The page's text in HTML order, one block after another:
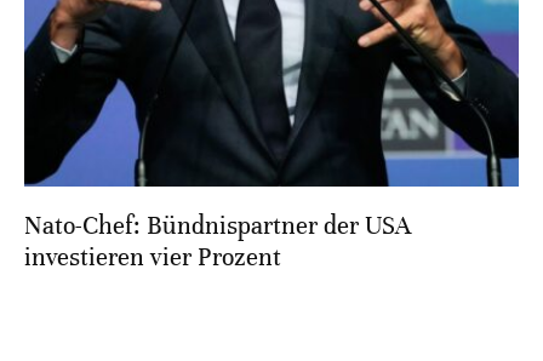
Nato-Chef: Bündnispartner der USA
investieren vier Prozent